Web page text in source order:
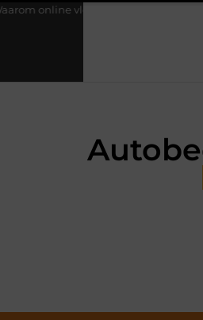
bestellen steeds gewoner wordt